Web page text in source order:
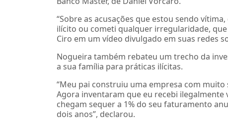
“Sobre as acusações que estou sendo
ilícito ou cometi qualquer irregularidade,
Ciro em um vídeo divulgado em suas redes
Nogueira também rebateu um trecho da
a sua família para práticas ilícitas.
“Meu pai construiu uma empresa com
Agora inventaram que eu recebi
chegam sequer a 1% do seu faturamento
dois anos”, declarou.